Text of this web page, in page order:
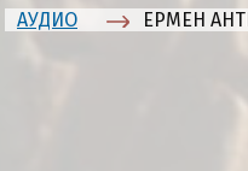
АУДИО ЕРМЕН